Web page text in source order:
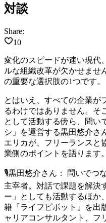
対談
Share:
10
変化のスピードが速い現代
ルな組織改革が欠かせませ
の重要な選択肢の1つです。
とはいえ、すべての企業が
るわけではありません。そ
として活動する傍ら、問い
シ」を運営する黒田悠介さ
エリカが、フリーランスと
業側のポイントを語ります。
🎙黒田悠介さん：
問いでつ
主宰者。対話で課題を解決
ー」としても活動するほか
籍『ライフピボット』を出
ャリアコンサルタント、フ